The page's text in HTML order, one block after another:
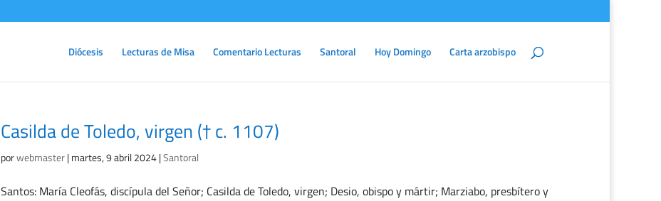
Diócesis Lecturas de Misa Comentario Lecturas Santoral Hoy Domingo Carta arzobispo
Casilda de Toledo, virgen († c. 1107)
porwebmaster|martes, 9 abril 2024|Santoral
Santos: María Cleofás, discípula del Señor; Casilda de Toledo, virgen; Desio, obispo y mártir; Marziabo, presbítero y